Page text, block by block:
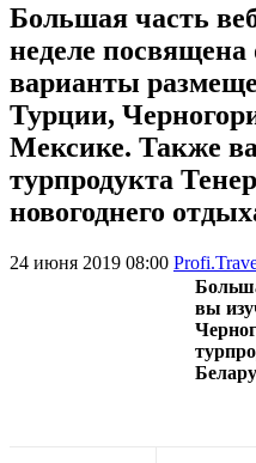
Большая часть
неделе
варианты
Турции,
Мексике. Также
турпродукта
новогоднего
24 июня 2019 08:00
вы